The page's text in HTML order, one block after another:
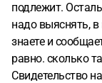
подлежит.
надо выяснять,
знаете и
равно. сколько
Свидетельство